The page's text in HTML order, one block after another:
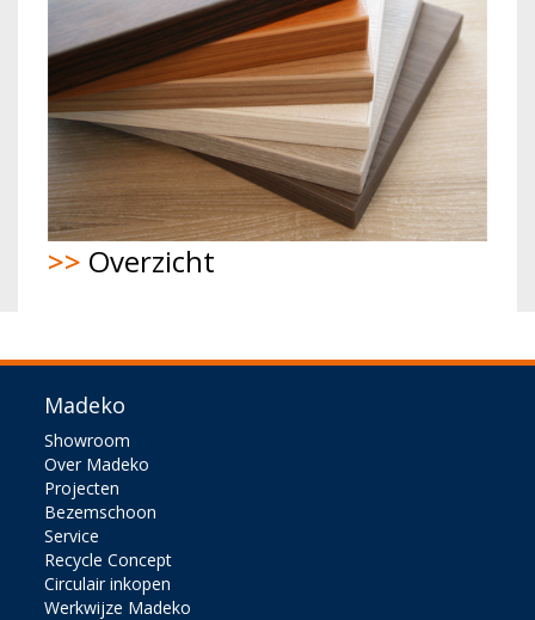
>> Overzicht
Madeko
Showroom
Over Madeko
Projecten
Bezemschoon
Service
Recycle Concept
Circulair inkopen
Werkwijze Madeko